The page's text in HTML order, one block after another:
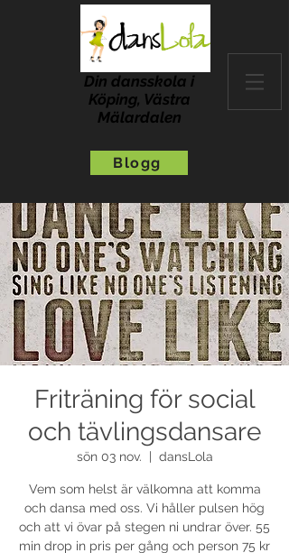
Din dansskola i
Köping, Västra
Mälardalen
Blogg
Friträning för social
och tävlingsdansare
sön 03 nov. dansLola
Vem som helst är välkomna att komma
och dansa med oss. Vi håller pulsen hög
och att vi övar på stegen ni undrar över. 55
min drop in pris per gång och person 75 kr